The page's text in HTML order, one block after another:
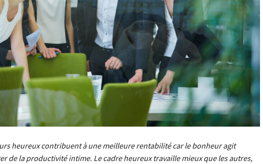
heureux contribuent à une meilleure rentabilité car le bonheur agit
de la productivité intime. Le cadre heureux travaille mieux que les autres,